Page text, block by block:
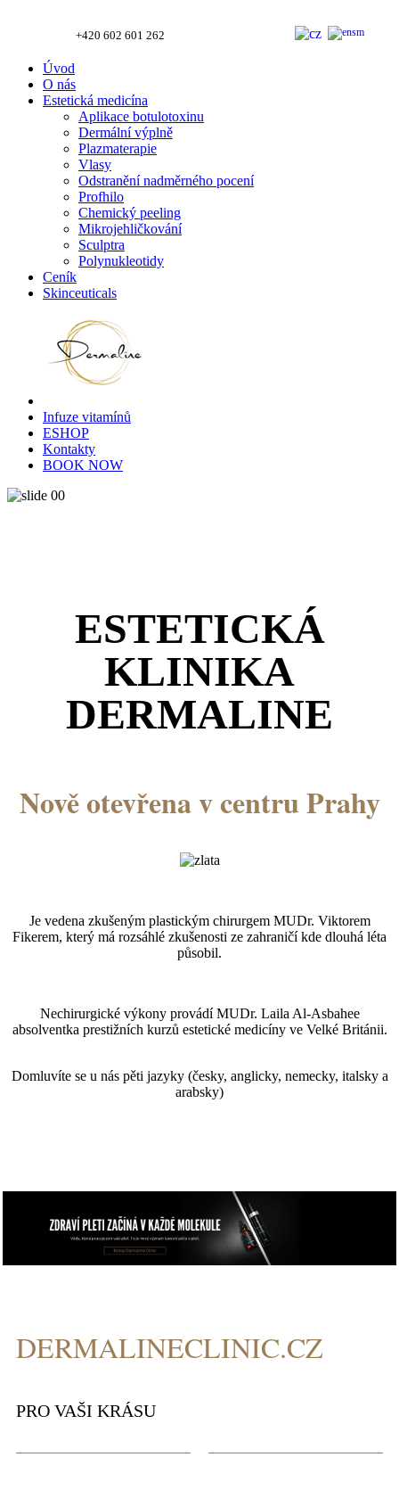
+420 602 601 262
Úvod
O nás
Estetická medicína
Aplikace botulotoxinu
Dermální výplně
Plazmaterapie
Vlasy
Odstranění nadměrného pocení
Profhilo
Chemický peeling
Mikrojehličkování
Sculptra
Polynukleotidy
Ceník
Skinceuticals
Infuze vitamínů
ESHOP
Kontakty
BOOK NOW
ESTETICKÁ
KLINIKA
DERMALINE
Nově otevřena v centru Prahy
Je vedena zkušeným plastickým chirurgem MUDr. Viktorem
Fikerem, který má rozsáhlé zkušenosti ze zahraničí kde dlouhá léta
působil.
Nechirurgické výkony provádí MUDr. Laila Al-Asbahee
absolventka prestižních kurzů estetické medicíny ve Velké Británii.
Domluvíte se u nás pěti jazyky (česky, anglicky, nemecky, italsky a
arabsky)
DERMALINECLINIC.CZ
PRO VAŠI KRÁSU